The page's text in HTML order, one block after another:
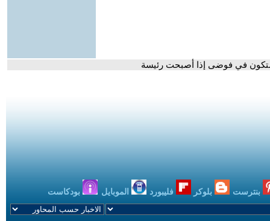
في فوضى إذا أصبحت رئيسة
بنترست بلوكر فليبورد الموبايل بودكاست